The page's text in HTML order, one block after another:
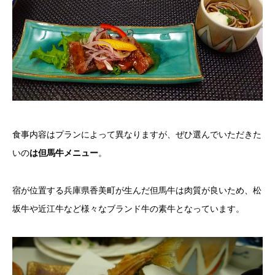
食事内容はプランによって異なりますが、ぜひ選んでいただきた
いのは但馬牛メニュー。
宿が位置する兵庫県香美町が生んだ但馬牛は肉質が良いため、松
坂牛や近江牛など様々なブランド牛の素牛となっています。